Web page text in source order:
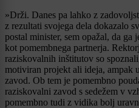
»Drži. Danes pa lahko z
z rezultati svojega dela dokazalo
postal minister, sem opažal, da ga
kot pomembnega partnerja.
raziskovalnih inštitutov so
motiviran projekt ali ideja, ampak
zavod. Ob tem je pomembno
raziskovalni zavod s sedežem v
pomembno tudi z vidika bolj